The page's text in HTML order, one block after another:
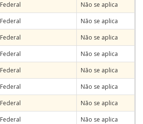
Federal
Não se aplica
Federal
Não se aplica
Federal
Não se aplica
Federal
Não se aplica
Federal
Não se aplica
Federal
Não se aplica
Federal
Não se aplica
Federal
Não se aplica